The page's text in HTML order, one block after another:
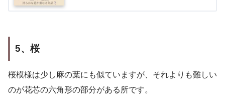
5、桜
桜模様は少し麻の葉にも似ていますが、それよりも難しい
のが花芯の六角形の部分がある所です。